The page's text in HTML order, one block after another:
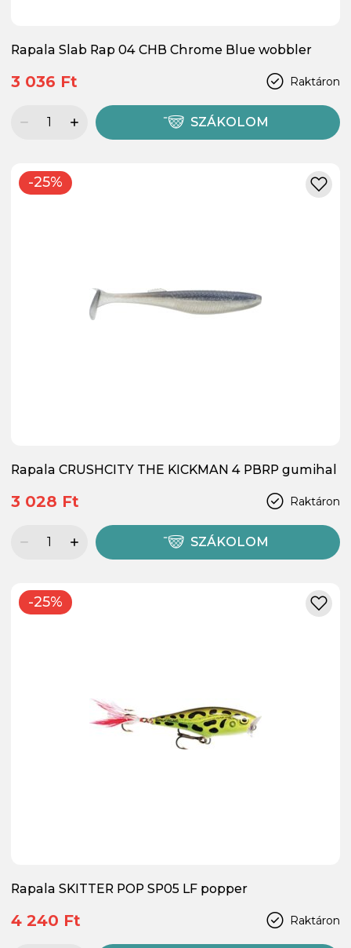
Rapala Slab Rap 04 CHB Chrome Blue wobbler
Raktáron
3 036 Ft
SZÁKOLOM
-25%
Rapala CRUSHCITY THE KICKMAN 4 PBRP gumihal
Raktáron
3 028 Ft
SZÁKOLOM
-25%
Rapala SKITTER POP SP05 LF popper
Raktáron
4 240 Ft